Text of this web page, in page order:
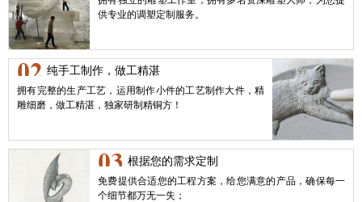
供专业的调塑定制服务。
02 纯手工制作，做工精湛
拥有完整的生产工艺，运用制作小件的工艺制作大件，精
雕细磨，做工精湛，独家研制精铜方！
03 根据您的需求定制
免费提供合适您的工程方案，给您满意的产品，确保每一
个细节都万无一失；